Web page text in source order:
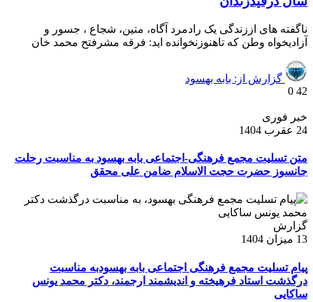
ناگفته های اززندگی یک رادمرد آگاه، متین، شجاع ، جسور و
آزادیخواه وطن که تاهنوزنخوانده اید: فرقه مشرفتح محمد خان
گزارش از: بابه بهسود
42
0
خبر فوری
24 عقرب 1404
متن تسلیت مجمع فرهنگی-اجتماعی بابه بهسود به مناسبت رحلت
جانسوز حضرت حجت الاسلام ضامن علی محقق
گزارش
13 میزان 1404
پیام تسلیت مجمع فرهنگی اجتماعی بابه بهسودبه مناسبت
درگذشت استاد فرهیخته و اندیشمند ارجمند، دکتر محمد یونس
ساکایی